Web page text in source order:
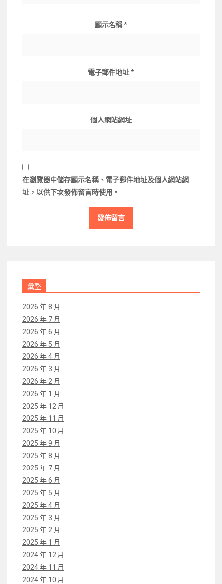
顯示名稱*
電子郵件地址*
個人網站網址
在瀏覽器中儲存顯示名稱、電子郵件地址及個人網站網
址，以供下次發佈留言時使用。
彙整
2026 年 8 月
2026 年 7 月
2026 年 6 月
2026 年 5 月
2026 年 4 月
2026 年 3 月
2026 年 2 月
2026 年 1 月
2025 年 12 月
2025 年 11 月
2025 年 10 月
2025 年 9 月
2025 年 8 月
2025 年 7 月
2025 年 6 月
2025 年 5 月
2025 年 4 月
2025 年 3 月
2025 年 2 月
2025 年 1 月
2024 年 12 月
2024 年 11 月
2024 年 10 月